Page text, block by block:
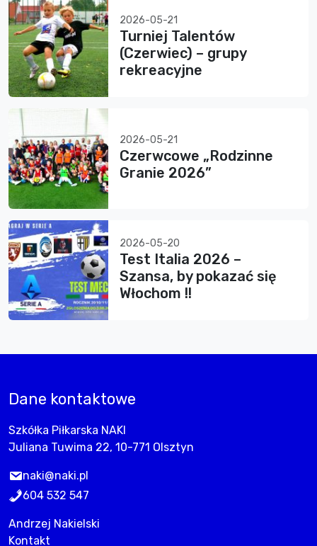
2026-05-21
Turniej Talentów
(Czerwiec) – grupy
rekreacyjne
2026-05-21
Czerwcowe „Rodzinne
Granie 2026”
2026-05-20
Test Italia 2026 –
Szansa, by pokazać się
Włochom !!
Dane kontaktowe
Szkółka Piłkarska NAKI
Juliana Tuwima 22, 10-771 Olsztyn
naki@naki.pl
604 532 547
Andrzej Nakielski
Kontakt